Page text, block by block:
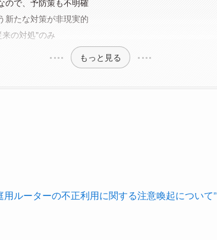
新たな対策が非現実的
の対処"のみ
もっと見る
用ルーターの不正利用に関する注意喚起について”